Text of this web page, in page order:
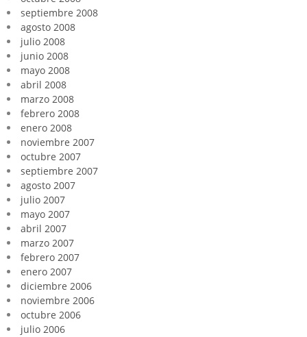
septiembre 2008
agosto 2008
julio 2008
junio 2008
mayo 2008
abril 2008
marzo 2008
febrero 2008
enero 2008
noviembre 2007
octubre 2007
septiembre 2007
agosto 2007
julio 2007
mayo 2007
abril 2007
marzo 2007
febrero 2007
enero 2007
diciembre 2006
noviembre 2006
octubre 2006
julio 2006